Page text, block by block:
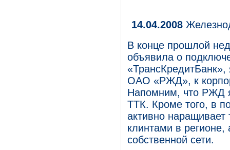
14.04.2008
В конце прошлой
объявила о
ОАО «РЖД», к
Напомним, что РЖД
ТТК. Кроме того, в
активно наращивает
клинтами в
собственной сети.